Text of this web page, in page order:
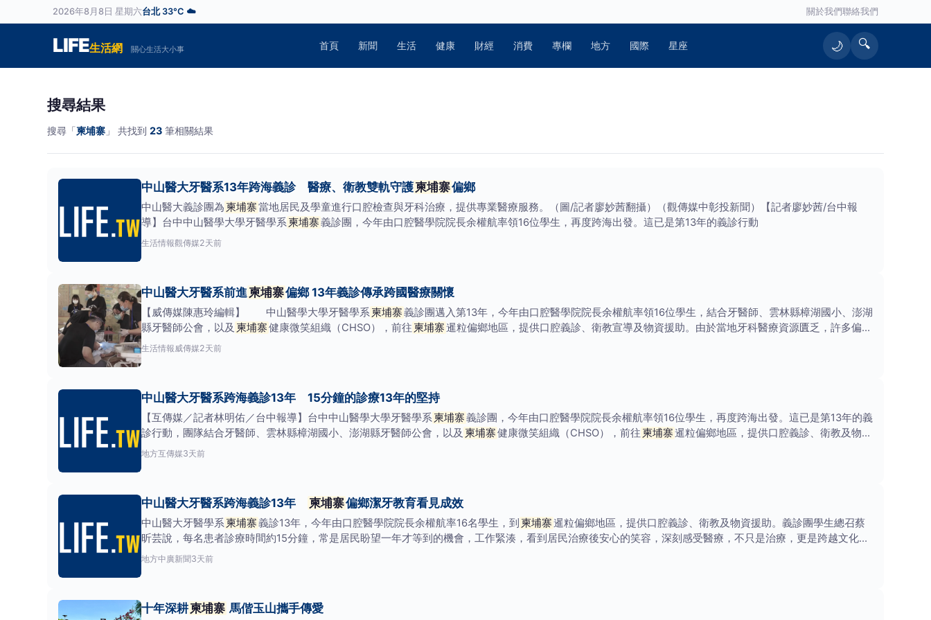
2026年8月8日 星期六台北 33°C ☁️ 關於我們聯絡我們
LIFE生活網 關心生活大小事 首頁 新聞 生活 健康 財經 消費 專欄 地方 國際 星座 🌙 🔍
搜尋結果
搜尋「柬埔寨 」 共找到 23 筆相關結果
中山醫大牙醫系13年跨海義診 醫療、衛教雙軌守護柬埔寨偏鄉
中山醫大義診團為 柬埔寨當地居民及學童進行口腔檢查與牙科治療，提供專業醫療服務。（圖/記者廖妙茜翻攝）（觀傳媒中彰投新聞）【記者廖妙茜/台中報
導】台中中山醫學大學牙醫學系柬埔寨義診團，今年由口腔醫學院院長余權航率領16位學生，再度跨海出發。這已是第13年的義診行動
生活情報觀傳媒2天前
中山醫大牙醫系前進柬埔寨偏鄉 13年義診傳承跨國醫療關懷
【威傳媒陳惠玲編輯】 中山醫學大學牙醫學系柬埔寨義診團邁入第13年，今年由口腔醫學院院長余權航率領16位學生，結合牙醫師、雲林縣樟湖國小、澎湖
縣牙醫師公會，以及 柬埔寨健康微笑組織（CHSO），前往 柬埔寨暹粒偏鄉地區，提供口腔義診、衛教宣導及物資援助。由於當地牙科醫療資源匱乏，許多偏鄉
居民一
生活情報威傳媒2天前
中山醫大牙醫系跨海義診13年 15分鐘的診療13年的堅持
【互傳媒／記者林明佑／台中報導】台中中山醫學大學牙醫學系柬埔寨義診團，今年由口腔醫學院院長余權航率領16位學生，再度跨海出發。這已是第13年的義
診行動，團隊結合牙醫師、雲林縣樟湖國小、澎湖縣牙醫師公會，以及 柬埔寨健康微笑組織（CHSO），前往 柬埔寨暹粒偏鄉地區，提供口腔義診、衛教及物資
援助。當地
地方互傳媒3天前
中山醫大牙醫系跨海義診13年 柬埔寨偏鄉潔牙教育看見成效
中山醫大牙醫學系柬埔寨義診13年，今年由口腔醫學院院長余權航率16名學生，到 柬埔寨暹粒偏鄉地區，提供口腔義診、衛教及物資援助。義診團學生總召蔡
昕芸說，每名患者診療時間約15分鐘，常是居民盼望一年才等到的機會，工作緊湊，看到居民治療後安心的笑容，深刻感受醫療，不只是治療，更是跨越文化與
語言的人際連結。
地方中廣新聞3天前
十年深耕柬埔寨 馬偕玉山攜手傳愛